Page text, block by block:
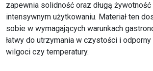
zapewnia solidność oraz długą
intensywnym użytkowaniu. Materiał ten
sobie w wymagających warunkach
łatwy do utrzymania w czystości i odporny
wilgoci czy temperatury.